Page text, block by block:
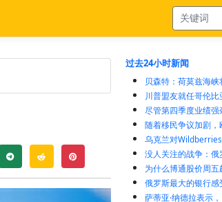
telegramreddit pinterest
过去24小时新闻
贝森特：荷莫兹海
川普盟友就任哥伦
尽管第四季度业绩
随着移民争议加剧
乌克兰对
没人关注的战争：
为什么博通股价周五
俄罗斯最大的银行
萨蒂亚·纳德拉表示